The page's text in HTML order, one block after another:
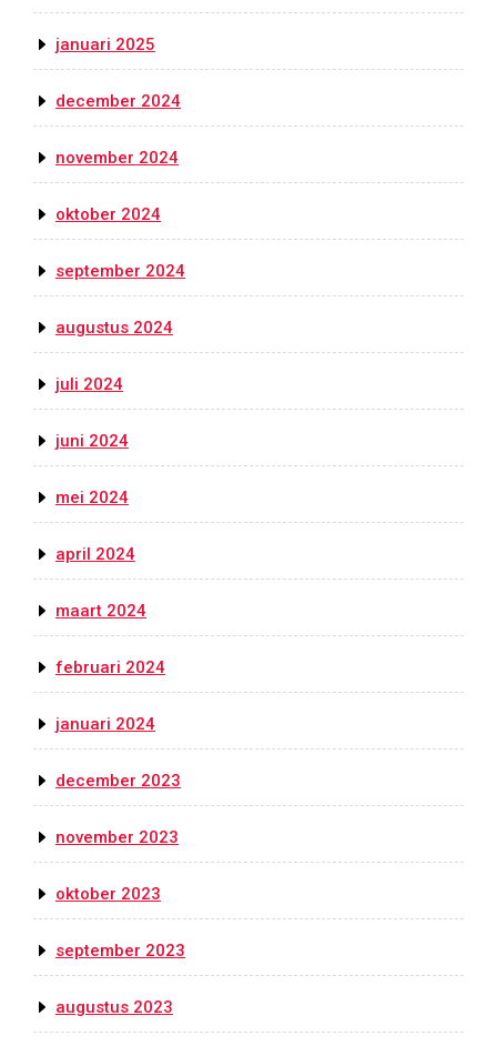
januari 2025
december 2024
november 2024
oktober 2024
september 2024
augustus 2024
juli 2024
juni 2024
mei 2024
april 2024
maart 2024
februari 2024
januari 2024
december 2023
november 2023
oktober 2023
september 2023
augustus 2023